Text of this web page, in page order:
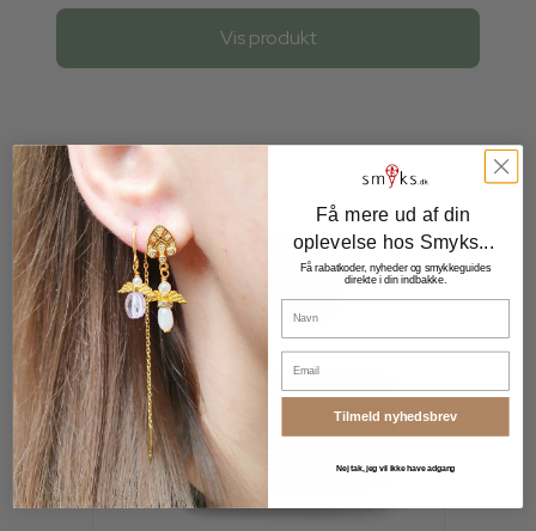
Vis produkt
Få mere ud af din
oplevelse hos Smyks...
Få rabatkoder, nyheder og smykkeguides
direkte i din indbakke.
Navn
Email
Tilmeld nyhedsbrev
Nej tak, jeg vil ikke have adgang